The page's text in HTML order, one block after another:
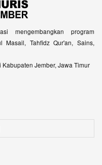
mengembangkan program
Masail, Tahfidz Qur'an, Sains,
Jember, Jawa Timur